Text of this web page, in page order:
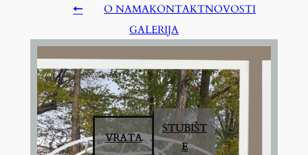
← O NAMAKONTAKTNOVOSTI
GALERIJA
VRATA
STUBIŠT
E